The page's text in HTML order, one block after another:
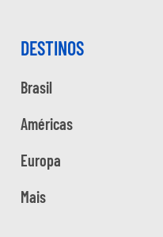
DESTINOS
Brasil
Américas
Europa
Mais